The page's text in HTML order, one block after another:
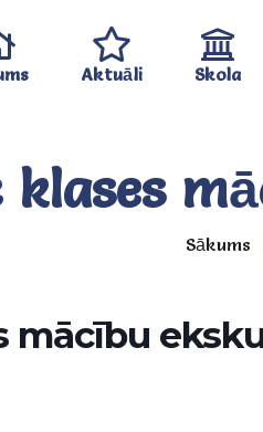
Aktuāli Skola
klases
Sākums
mācību